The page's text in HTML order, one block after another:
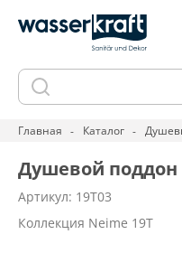
Главная Каталог
Душевой поддон
Артикул: 19T03
Коллекция Neime 19T